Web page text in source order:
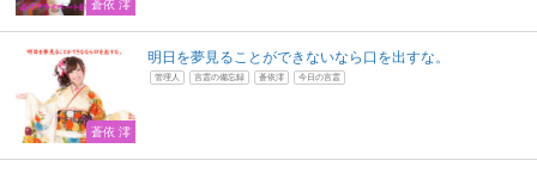
蒼依 澪
蒼依 澪
明日を夢見ることができないなら口を出すな。
管理人 言霊の備忘録 蒼依澪 今日の言霊